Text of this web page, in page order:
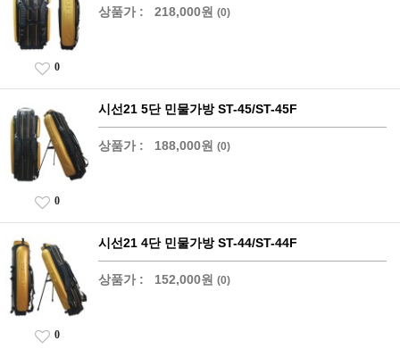
상품가 : 218,000원 (0)
0
시선21 5단 민물가방 ST-45/ST-45F
상품가 : 188,000원 (0)
0
시선21 4단 민물가방 ST-44/ST-44F
상품가 : 152,000원 (0)
0